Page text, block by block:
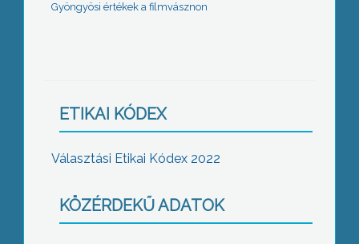
Gyöngyösi értékek a filmvásznon
ETIKAI KÓDEX
Választási Etikai Kódex 2022
KÖZÉRDEKŰ ADATOK